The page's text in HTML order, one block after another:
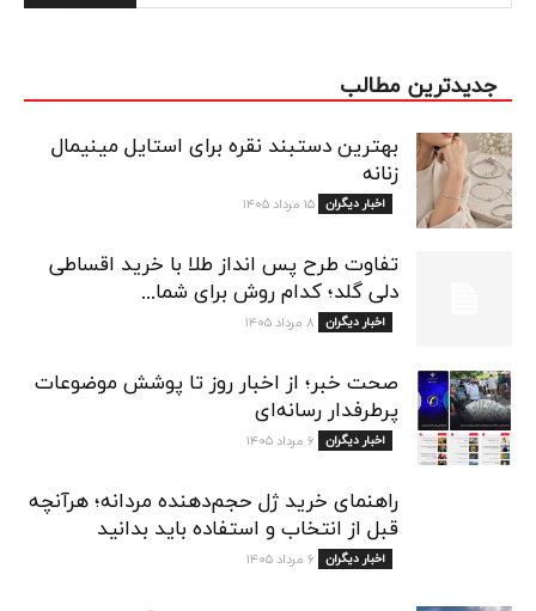
جدیدترین مطالب
بهترین دستبند نقره برای استایل مینیمال
زنانه
اخبار دیگران ۱۵ مرداد ۱۴۰۵
تفاوت طرح پس انداز طلا با خرید اقساطی
دلی گلد؛ کدام روش برای شما...
اخبار دیگران ۸ مرداد ۱۴۰۵
صحت خبر؛ از اخبار روز تا پوشش موضوعات
پرطرفدار رسانه‌ای
اخبار دیگران ۶ مرداد ۱۴۰۵
راهنمای خرید ژل حجم‌دهنده مردانه؛ هرآنچه
قبل از انتخاب و استفاده باید بدانید
اخبار دیگران ۶ مرداد ۱۴۰۵